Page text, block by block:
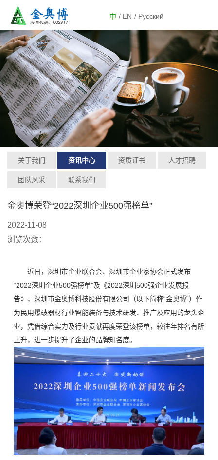
/ Русский
/ EN
中
关于我们 资讯中心 资质证书 人才招聘
团队风采 联系我们
金奥博荣登“2022深圳企业500强榜单”
2022-11-08
浏览次数：
近日，深圳市企业联合会、深圳市企业家协会正式发布
“2022深圳企业500强榜单”及《2022深圳500强企业发展报
告》，深圳市金奥博科技股份有限公司（以下简称“金奥博”）作
为民用爆破器材行业智能装备与技术研发、推广及应用的龙头企
业，凭借综合实力及行业贡献再度荣登该榜单，较往年排名有所
上升，进一步提升了企业的品牌知名度。